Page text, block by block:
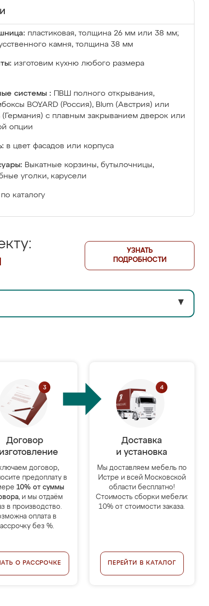
пластиковая, толщина 26 мм или 38 мм;
камня, толщина 38 мм
изготовим кухню любого размера
системы :
ПВШ полного открывания,
BOYARD (Россия), Blum (Австрия) или
(Германия) с плавным закрыванием дверок или
опции
в цвет фасадов или корпуса
Выкатные корзины, бутылочницы,
уголки, карусели
по каталогу
УЗНАТЬ
ПОДРОБНОСТИ
▼
Договор
договор,
предоплату в
10% от суммы
, и мы отдаём
в производство.
оплата в
без %.
О РАССРОЧКЕ
Доставка
и установка
Мы доставляем мебель по
Истре и всей Московской
области бесплатно!
Стоимость сборки мебели:
10% от стоимости заказа.
ПЕРЕЙТИ В КАТАЛОГ